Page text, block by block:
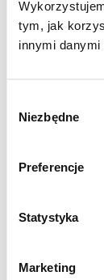
tym, jak
innymi
zgody
Niezbędne
Preferencje
Statystyka
Marketing